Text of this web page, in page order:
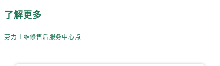
新疆维吾尔自治区霍尔果斯市亚欧北路劳力士售后服务中心（需提前预约）
了解更多
劳力士维修售后服务中心点